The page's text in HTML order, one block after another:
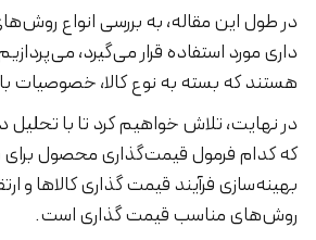
در طول این مقاله، به بررسی انواع
داری مورد استفاده قرار می‌گیرد،
هستند که بسته به نوع کالا، خصوصیات
در نهایت، تلاش خواهیم کرد تا با
که کدام فرمول قیمت‌گذاری محصول
بهینه‌سازی فرآیند قیمت گذاری کالاها و
روش‌های مناسب قیمت گذاری است.